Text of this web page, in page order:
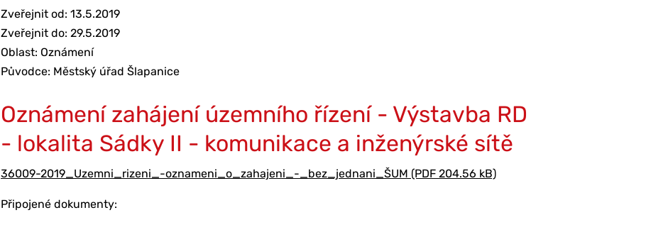
Zveřejnit od: 13.5.2019
Zveřejnit do: 29.5.2019
Oblast: Oznámení
Původce: Městský úřad Šlapanice
Oznámení zahájení územního řízení - Výstavba RD
- lokalita Sádky II - komunikace a inženýrské sítě
36009-2019_Uzemni_rizeni_-oznameni_o_zahajeni_-_bez_jednani_ŠUM (PDF 204.56 kB)
Připojené dokumenty: